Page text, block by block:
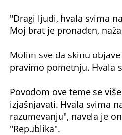
"Dragi ljudi, hvala svima
Moj brat je pronađen,
Molim sve da skinu
pravimo pometnju. Hvala
Povodom ove teme se
izjašnjavati. Hvala svima
razumevanju", navela je
"Republika".